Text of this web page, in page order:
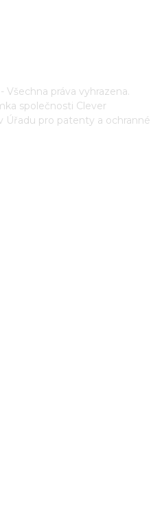
práva vyhrazena.
společnosti Clever
Úřadu pro patenty a ochranné